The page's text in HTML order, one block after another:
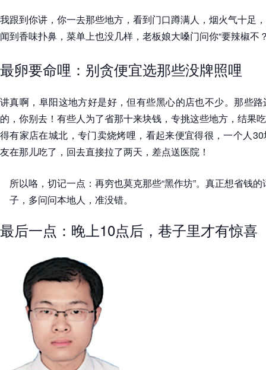
我跟到你讲，你一去那些地方，看到门口蹲满人，烟火气十足
闻到香味扑鼻，菜单上也没几样，老板娘大嗓门问你“要辣椒不
最卵要命哩：别贪便宜选那些没牌照哩
讲真啊，阜阳这地方好是好，但有些黑心的店也不少。那些
的，你别去！有些人为了省那十来块钱，专挑这些地方，结果
得有家店在城北，专门卖烧烤哩，看起来便宜得很，一个人
友在那儿吃了，回去直接拉了两天，差点送医院！
所以咯，切记一点：再穷也莫克那些“黑作坊”。真正想省钱
子，多问问本地人，准没错。
最后一点：晚上10点后，巷子里才有惊喜